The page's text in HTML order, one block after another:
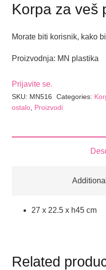
Korpa za veš
Morate biti korisnik, kako
Proizvodnja: MN plastika
Prijavite se.
SKU: MN516 Categories:
ostalo Proizvodi
27 x 22.5 x h45 cm
Related